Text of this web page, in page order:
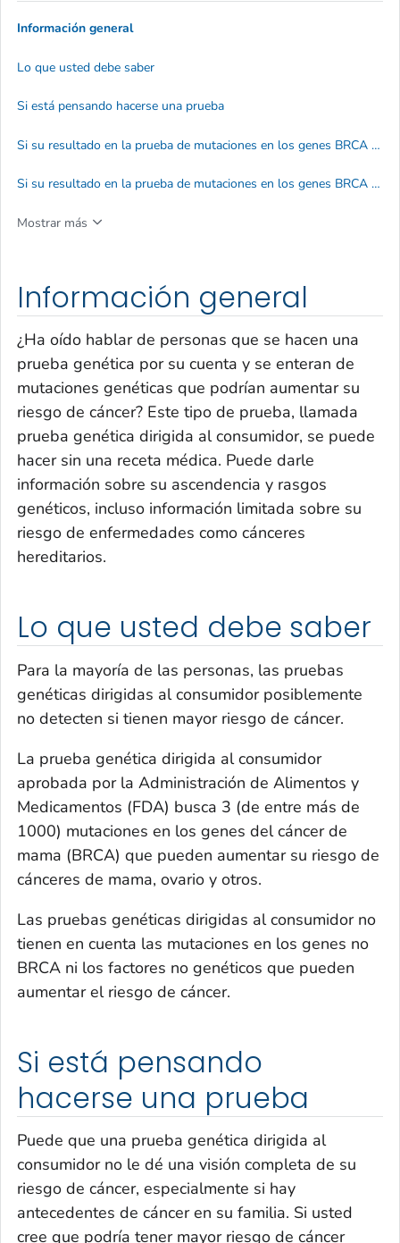
Información general
¿Ha oído hablar de personas que se hacen una
prueba genética por su cuenta y se enteran de
mutaciones genéticas que podrían aumentar su
riesgo de cáncer? Este tipo de prueba, llamada
prueba genética dirigida al consumidor, se puede
hacer sin una receta médica. Puede darle
información sobre su ascendencia y rasgos
genéticos, incluso información limitada sobre su
riesgo de enfermedades como cánceres
hereditarios.
Lo que usted debe saber
Para la mayoría de las personas, las pruebas
genéticas dirigidas al consumidor posiblemente
no detecten si tienen mayor riesgo de cáncer.
La prueba genética dirigida al consumidor
aprobada por la Administración de Alimentos y
Medicamentos (FDA) busca 3 (de entre más de
1000) mutaciones en los genes del cáncer de
mama (BRCA) que pueden aumentar su riesgo de
cánceres de mama, ovario y otros.
Las pruebas genéticas dirigidas al consumidor no
tienen en cuenta las mutaciones en los genes no
BRCA ni los factores no genéticos que pueden
aumentar el riesgo de cáncer.
Si está pensando
hacerse una prueba
Puede que una prueba genética dirigida al
consumidor no le dé una visión completa de su
riesgo de cáncer, especialmente si hay
antecedentes de cáncer en su familia. Si usted
cree que podría tener mayor riesgo de cáncer
Información general
Lo que usted debe saber
Si está pensando hacerse una prueba
Si su resultado en la prueba de mutaciones en los genes BRCA fue negativo
Si su resultado en la prueba de mutaciones en los genes BRCA fue positivo
Mostrar más